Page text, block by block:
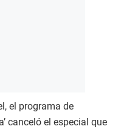
el programa de
canceló el especial que